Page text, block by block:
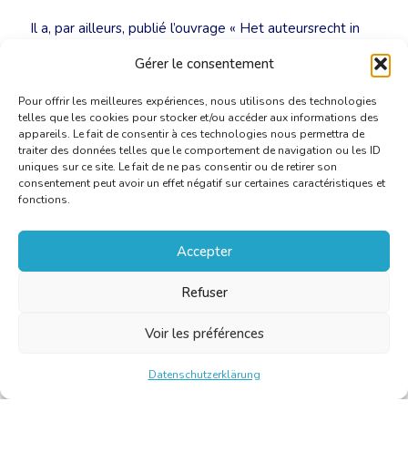
Gérer le consentement
Pour offrir les meilleures expériences, nous utilisons des technologies
telles que les cookies pour stocker et/ou accéder aux informations des
appareils. Le fait de consentir à ces technologies nous permettra de
traiter des données telles que le comportement de navigation ou les ID
uniques sur ce site. Le fait de ne pas consentir ou de retirer son
consentement peut avoir un effet négatif sur certaines caractéristiques et
fonctions.
Accepter
Refuser
Voir les préférences
Datenschutzerklärung
Il a, par ailleurs, publié l’ouvrage « Het auteursrecht in
du livre) aux éditions Die Keure.